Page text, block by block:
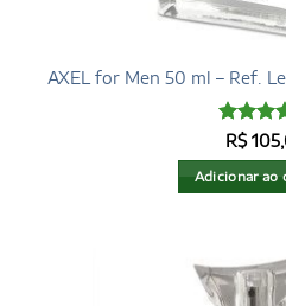
AXEL for Men 50 ml – Ref.
de 5
R$
Adicionar ao